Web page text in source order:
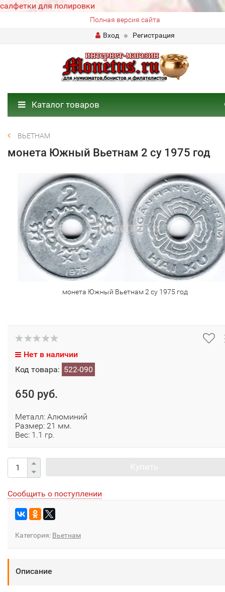
салфетки для полировки
Полная версия сайта
Вход
Регистрация
Каталог товаров
ВЬЕТНАМ
монета Южный Вьетнам 2 су 1975 год
монета Южный Вьетнам 2 су 1975 год
Нет в наличии
Код товара: 522-090
650 руб.
Металл: Алюминий
Размер: 21 мм.
Вес: 1.1 гр.
Сообщить о поступлении
Категория: Вьетнам
Описание